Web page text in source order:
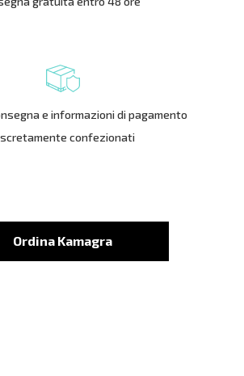
e informazioni di pagamento
confezionati
Ordina Kamagra